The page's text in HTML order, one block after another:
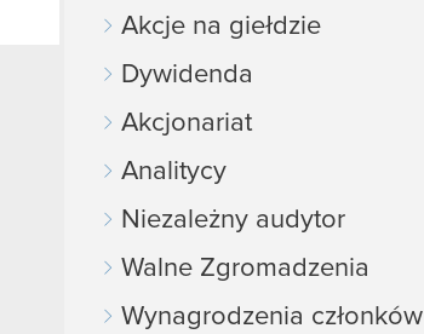
Akcje na giełdzie
Dywidenda
Akcjonariat
Analitycy
Niezależny audytor
Walne Zgromadzenia
Wynagrodzenia członków